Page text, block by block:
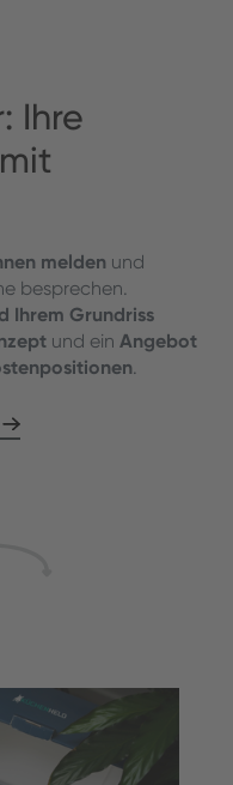
Ihre
melden und
besprechen.
Ihrem Grundriss
und ein Angebot